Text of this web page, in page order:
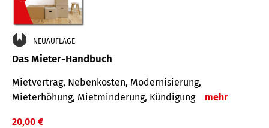
NEUAUFLAGE
Das Mieter-Handbuch
Mietvertrag, Nebenkosten, Modernisierung,
Mieterhöhung, Mietminderung, Kündigung
mehr
20,00 €